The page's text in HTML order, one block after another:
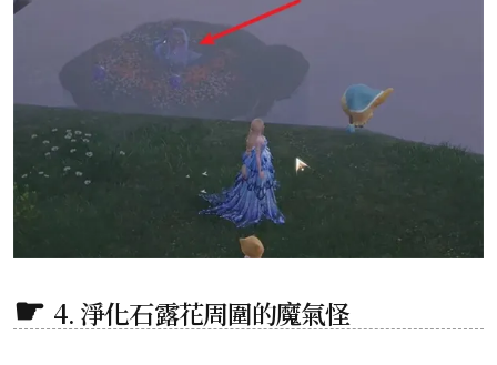
4. 淨化石露花周圍的魔氣怪